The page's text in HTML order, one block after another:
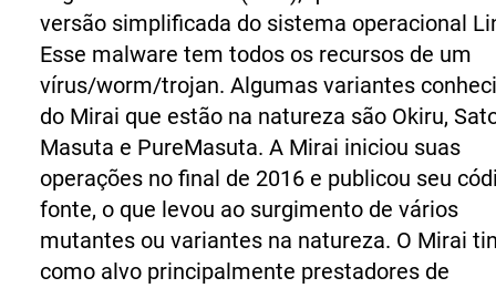
versão simplificada do sistema operacional
Esse malware tem todos os recursos de um
vírus/worm/trojan. Algumas variantes
do Mirai que estão na natureza são Okiru,
Masuta e PureMasuta. A Mirai iniciou suas
operações no final de 2016 e publicou seu
fonte, o que levou ao surgimento de vários
mutantes ou variantes na natureza. O Mirai
como alvo principalmente prestadores de